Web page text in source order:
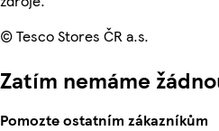
© Tesco Stores ČR a.s.
Zatím nemáme
Pomozte ostatním zákazníkům